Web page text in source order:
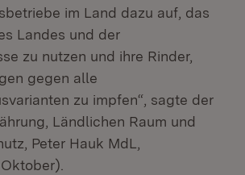
im Land dazu auf, das
Landes und der
zu nutzen und ihre Rinder,
gegen alle
zu impfen“, sagte der
Ländlichen Raum und
Peter Hauk MdL,